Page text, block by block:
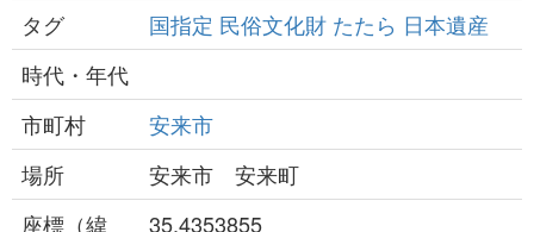
タグ
国指定 民俗文化財 たたら 日本遺産
時代・年代
市町村
安来市
場所
安来市 安来町
座標（緯
35.4353855